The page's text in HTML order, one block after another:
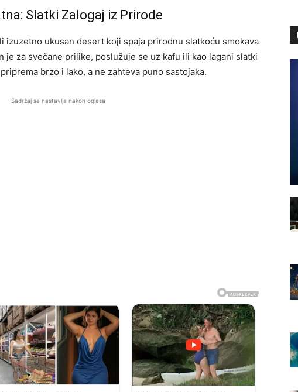
Slatki Zalogaj iz Prirode
izuzetno ukusan desert koji spaja prirodnu slatkoću smokava
je za svečane prilike, poslužuje se uz kafu ili kao lagani slatki
brzo i lako, a ne zahteva puno sastojaka.
Sadržaj se nastavlja nakon oglasa